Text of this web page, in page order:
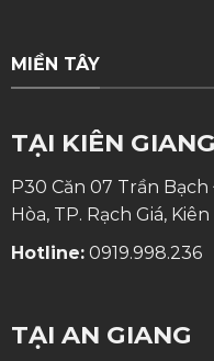
MIỀN TÂY
TẠI KIÊN GIANG
P30 Căn 07 Trần
Hòa, TP. Rạch Giá,
Hotline: 0919.998.236
TẠI AN GIANG